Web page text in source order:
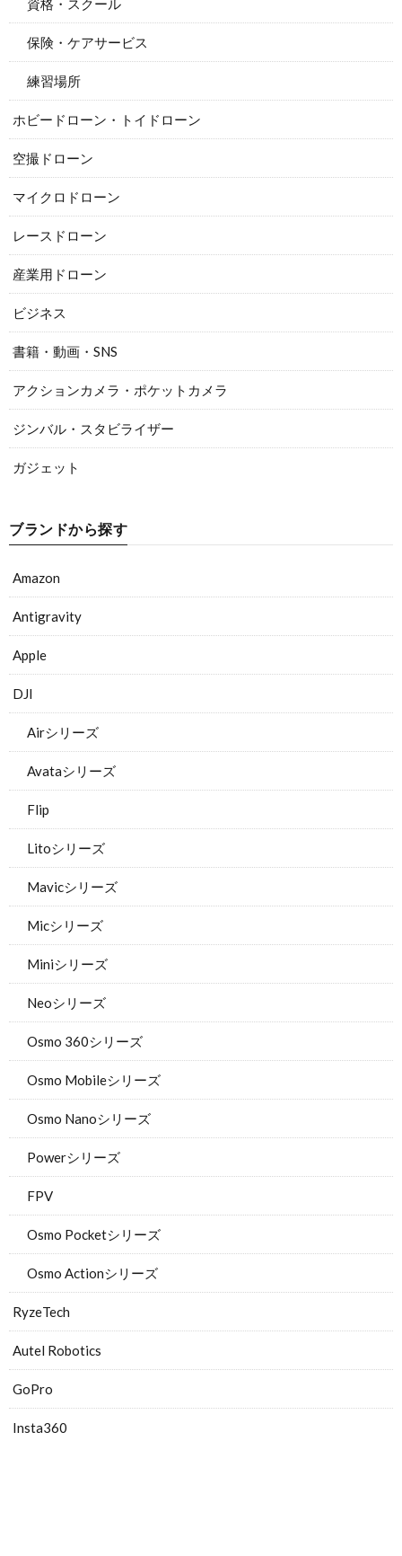
資格・スクール
保険・ケアサービス
練習場所
ホビードローン・トイドローン
空撮ドローン
マイクロドローン
レースドローン
産業用ドローン
ビジネス
書籍・動画・SNS
アクションカメラ・ポケットカメラ
ジンバル・スタビライザー
ガジェット
ブランドから探す
Amazon
Antigravity
Apple
DJI
Airシリーズ
Avataシリーズ
Flip
Litoシリーズ
Mavicシリーズ
Micシリーズ
Miniシリーズ
Neoシリーズ
Osmo 360シリーズ
Osmo Mobileシリーズ
Osmo Nanoシリーズ
Powerシリーズ
FPV
Osmo Pocketシリーズ
Osmo Actionシリーズ
RyzeTech
Autel Robotics
GoPro
Insta360